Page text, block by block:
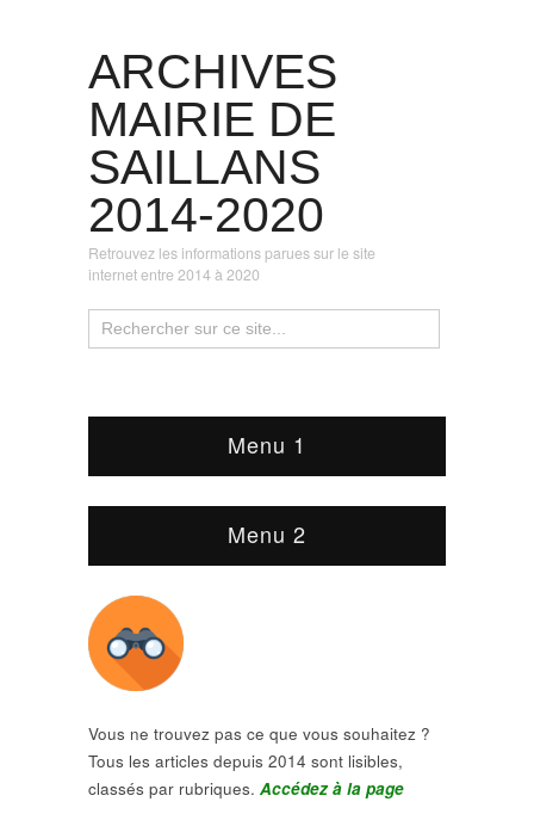
ARCHIVES
MAIRIE DE
SAILLANS
2014-2020
Retrouvez les informations parues sur le site
internet entre 2014 à 2020
Menu 1
Menu 2
Vous ne trouvez pas ce que vous souhaitez ?
Tous les articles depuis 2014 sont lisibles,
classés par rubriques. Accédez à la page